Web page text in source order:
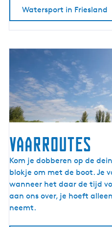
r
Watersport in Friesland
Vaarroutes
V
a
a
r
r
Kom je dobberen op de
blokje om met de boot. Je
wanneer het daar de tijd
aan ons over, je hoeft
neemt.